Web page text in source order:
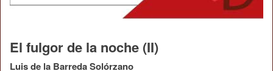
El fulgor de la noche (II)
Luis de la Barreda Solórzano